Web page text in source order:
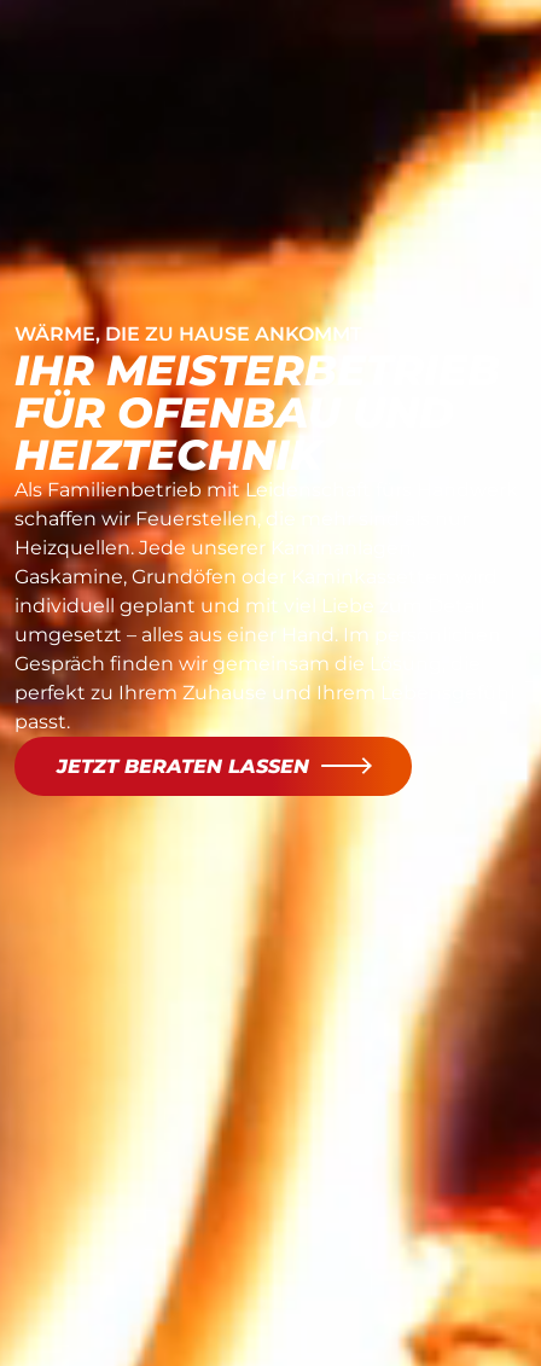
WÄRME, DIE ZU HAUSE ANKOMMT
IHR MEISTERBETRIEB
FÜR OFENBAU UND
HEIZTECHNIK
Als Familienbetrieb mit Leidenschaft fürs Handwerk
schaffen wir Feuerstellen, die mehr sind als nur
Heizquellen. Jede unserer Kaminanlagen,
Gaskamine, Grundöfen oder Kaminkassetten wird
individuell geplant und mit viel Liebe zum Detail
umgesetzt – alles aus einer Hand. Im persönlichen
Gespräch finden wir gemeinsam die Lösung, die
perfekt zu Ihrem Zuhause und Ihrem Lebensgefühl
passt.
JETZT BERATEN LASSEN